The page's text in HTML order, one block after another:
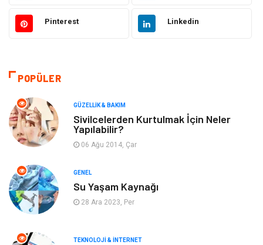
Moda Sağlıklı Yaşam
Bilgisayar & Yazılım
Makine
Giyim
Keyif & Hobi Organizasyon
Pinterest Linkedin
POPÜLER
GÜZELLIK & BAKIM
Sivilcelerden Kurtulmak İçin Neler
Yapılabilir?
06 Ağu 2014, Çar
GENEL
Su Yaşam Kaynağı
28 Ara 2023, Per
TEKNOLOJI & İNTERNET